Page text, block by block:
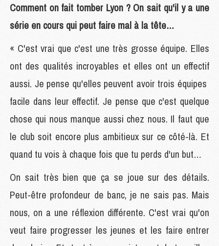
Comment on fait tomber Lyon ? On sait qu'il y a une
série en cours qui peut faire mal à la tête…
« C'est vrai que c'est une très grosse équipe. Elles
ont des qualités incroyables et elles ont un effectif
aussi. Je pense qu'elles peuvent avoir trois équipes
facile dans leur effectif. Je pense que c'est quelque
chose qui nous manque aussi chez nous. Il faut que
le club soit encore plus ambitieux sur ce côté-là. Et
quand tu vois à chaque fois que tu perds d'un but…
On sait très bien que ça se joue sur des détails.
Peut-être profondeur de banc, je ne sais pas. Mais
nous, on a une réflexion différente. C'est vrai qu'on
veut faire progresser les jeunes et les faire entrer